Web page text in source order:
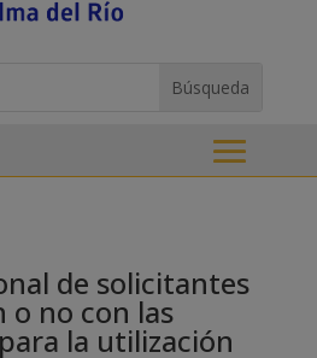
de solicitantes
o no con las
la utilización